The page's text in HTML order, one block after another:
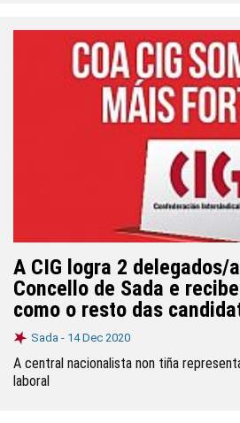
A CIG logra 2 delegados/
Concello de Sada e
como o resto das
Sada - 14 Dec 2020
A central nacionalista non tiña
laboral